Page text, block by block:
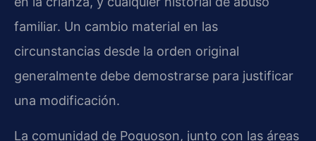
familiar. Un cambio material en las
circunstancias desde la orden original
generalmente debe demostrarse para justificar
una modificación.
La comunidad de Poquoson, junto con las áreas